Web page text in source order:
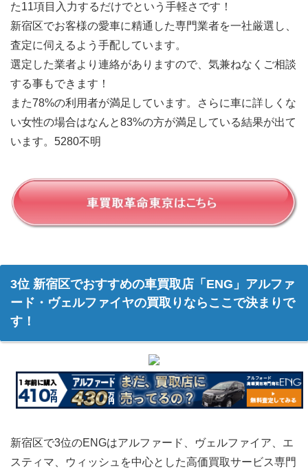
た11項目入力するだけでという手軽さです！
新宿区でお客様の愛車に精通した専門業者を一社厳選し、
査定に伺えるよう手配しています。
選定した業者より連絡がありますので、気兼ねなくご相談
する事もできます！
また78%の利用者が満足しています。さらに車に詳しくな
い女性の場合はなんと83%の方が満足している結果が出て
います。5280不明
3位 新宿区でおすすめの車買取店「ENG」アルファ
ード・ヴェルファイヤの買取りならここで決まりで
す！
新宿区で3位のENGはアルファード、ヴェルファイア、エ
スティマ、ウィッシュを中心とした高価買取サービス専門